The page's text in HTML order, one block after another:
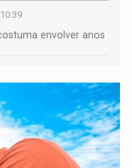
envolver anos